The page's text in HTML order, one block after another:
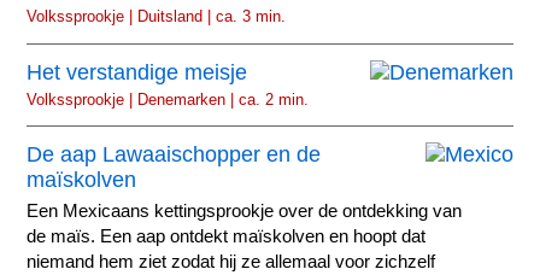
Volkssprookje | Duitsland | ca. 3 min.
Het verstandige meisje
Volkssprookje | Denemarken | ca. 2 min.
De aap Lawaaischopper en de
maïskolven
Een Mexicaans kettingsprookje over de ontdekking van
de maïs. Een aap ontdekt maïskolven en hoopt dat
niemand hem ziet zodat hij ze allemaal voor zichzelf